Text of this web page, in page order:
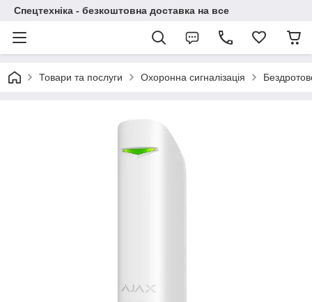
Спецтехніка - безкоштовна доставка на все
Товари та послуги Охоронна сигналізація